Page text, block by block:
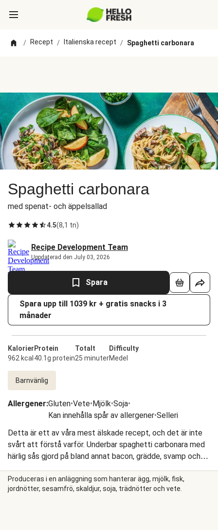
/ Recept / Italienska recept / Spaghetti carbonara
Spaghetti carbonara
med spenat- och äppelsallad
4.5(8,1 tn)
Recipe Development Team
Uppdaterad den July 03, 2026
Spara
Spara upp till 1039 kr + gratis snacks i 3
månader
Kalorier
962 kcal
Protein
40.1g protein
Totalt
25 minuter
Difficulty
Medel
Barnvänlig
Allergener:Gluten•Vete•Mjölk•Soja•
Kan innehålla spår av allergener•Selleri
Detta är ett av våra mest älskade recept, och det är inte
svårt att förstå varför. Underbar spaghetti carbonara med
härlig sås gjord på bland annat bacon, grädde, svamp och
spenat. Servera med en supergod spenat- och äppelsallad.
Detta är så löjligt gott och enkelt att göra, och har du inte
serverat familjen denna favorit är det obligatoriskt att ta
Produceras i en anläggning som hanterar ägg, mjölk, fisk,
jordnötter, sesamfrö, skaldjur, soja, trädnötter och vete.